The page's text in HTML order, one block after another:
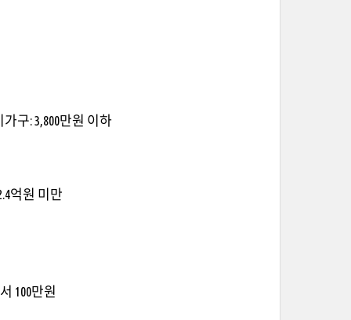
구: 3,800만원 이하
억원 미만
100만원